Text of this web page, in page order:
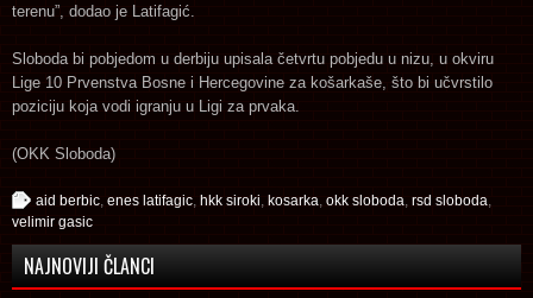
terenu”, dodao je Latifagić.
Sloboda bi pobjedom u derbiju upisala četvrtu pobjedu u nizu, u okviru
Lige 10 Prvenstva Bosne i Hercegovine za košarkaše, što bi učvrstilo
poziciju koja vodi igranju u Ligi za prvaka.
(OKK Sloboda)
aid berbic enes latifagic hkk siroki kosarka okk sloboda rsd sloboda
velimir gasic
NAJNOVIJI ČLANCI